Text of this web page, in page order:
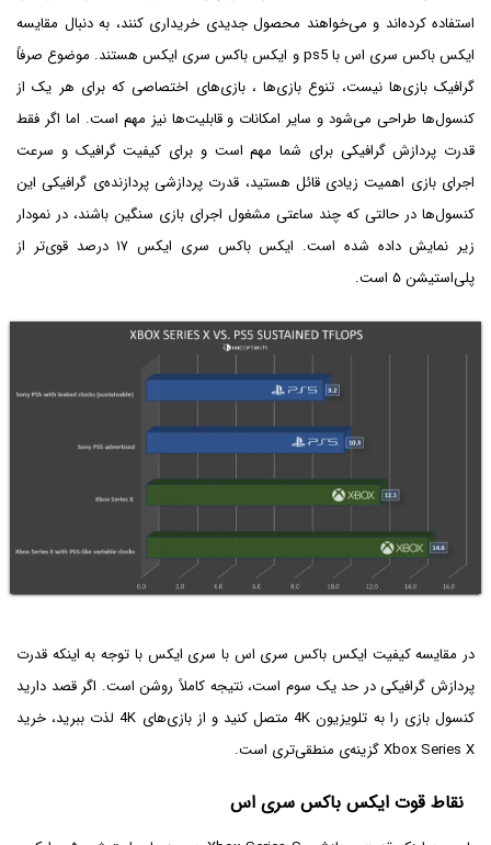
استفاده کرده‌اند و می‌خواهند محصول جدیدی خریداری کنند، به دنبال مقایسه
ایکس باکس سری اس با ps5 و ایکس باکس سری ایکس هستند. موضوع صرفاً
گرافیک بازی‌ها نیست، تنوع بازی‌ها ، بازی‌های اختصاصی که برای هر یک از
کنسول‌ها طراحی می‌شود و سایر امکانات و قابلیت‌ها نیز مهم است. اما اگر فقط
قدرت پردازش گرافیکی برای شما مهم است و برای کیفیت گرافیک و سرعت
اجرای بازی اهمیت زیادی قائل هستید، قدرت پردازشی پردازنده‌ی گرافیکی این
کنسول‌ها در حالتی که چند ساعتی مشغول اجرای بازی سنگین باشند، در نمودار
زیر نمایش داده شده است. ایکس باکس سری ایکس ۱۷ درصد قوی‌تر از
پلی‌استیشن ۵ است.
در مقایسه کیفیت ایکس باکس سری اس با سری ایکس با توجه به اینکه قدرت
پردازش گرافیکی در حد یک سوم است، نتیجه کاملاً روشن است. اگر قصد دارید
کنسول بازی را به تلویزیون 4K متصل کنید و از بازی‌های 4K لذت ببرید، خرید
Xbox Series X گزینه‌ی منطقی‌تری است.
نقاط قوت ایکس باکس سری اس